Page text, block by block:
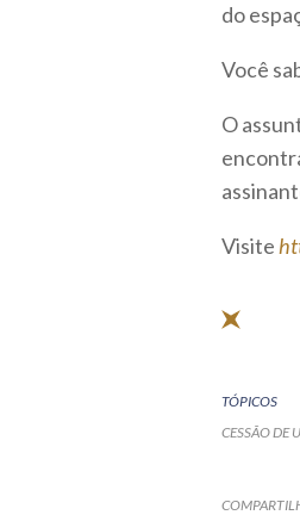
do
Você
O
Visite
TÓPICOS
CESSÃO DE